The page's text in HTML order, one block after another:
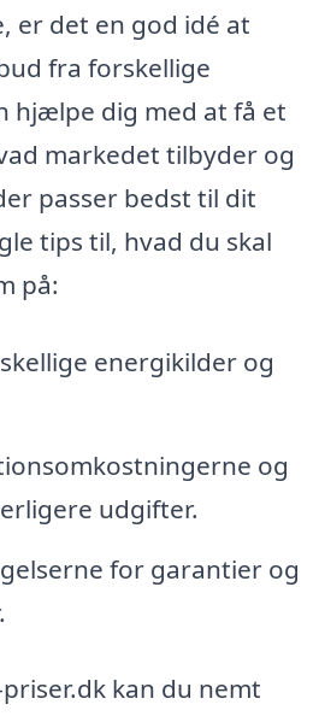
er det en god idé at
fra forskellige
hjælpe dig med at få et
markedet tilbyder og
passer bedst til dit
tips til, hvad du skal
på:
energikilder og
og
udgifter.
for garantier og
kan du nemt